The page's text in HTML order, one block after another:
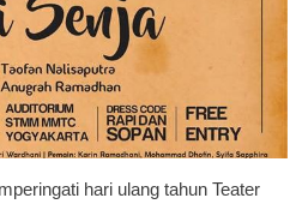
hari ulang tahun Teater